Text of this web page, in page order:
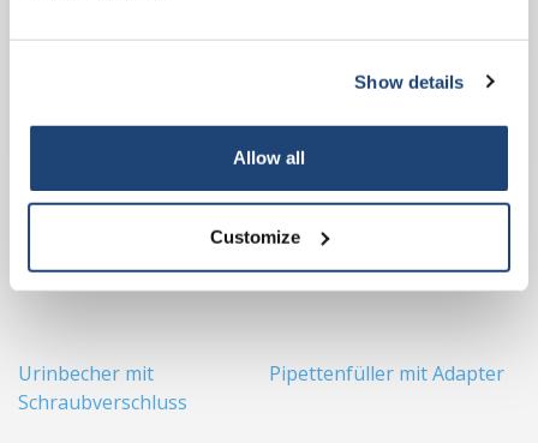
Show details
Allow all
Customize
Urinbecher mit
Schraubverschluss
Pipettenfüller mit Adapter
Your discount applies to orders above €50,00